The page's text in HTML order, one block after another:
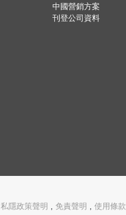
中國營銷方案
刊登公司資料
私隱政策聲明 , 免責聲明 , 使用條款